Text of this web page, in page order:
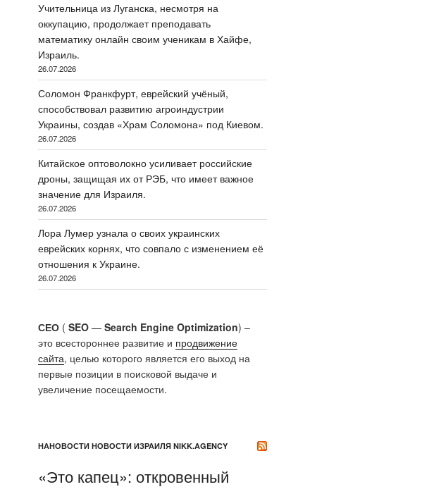
Учительница из Луганска, несмотря на
оккупацию, продолжает преподавать
математику онлайн своим ученикам в Хайфе,
Израиль.
26.07.2026
Соломон Франкфурт, еврейский учёный,
способствовал развитию агроиндустрии
Украины, создав «Храм Соломона» под Киевом.
26.07.2026
Китайское оптоволокно усиливает российские
дроны, защищая их от РЭБ, что имеет важное
значение для Израиля.
26.07.2026
Лора Лумер узнала о своих украинских
еврейских корнях, что совпало с изменением её
отношения к Украине.
26.07.2026
СЕО( SEO— Search Engine Optimization) –
это всестороннее развитие и продвижение
сайта, целью которого является его выход на
первые позиции в поисковой выдаче и
увеличение посещаемости.
НАНОВОСТИ НОВОСТИ ИЗРАИЛЯ NIKK.AGENCY
«Это капец»: откровенный